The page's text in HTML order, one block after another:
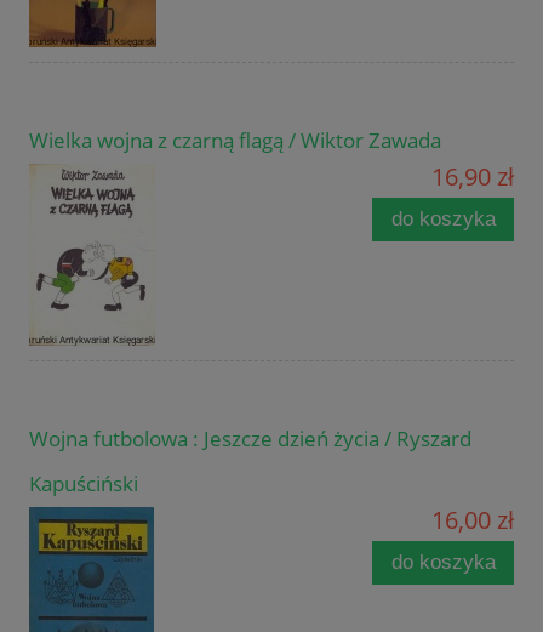
Wielka wojna z czarną flagą / Wiktor Zawada
16,90 zł
do koszyka
Wojna futbolowa : Jeszcze dzień życia / Ryszard
Kapuściński
16,00 zł
do koszyka